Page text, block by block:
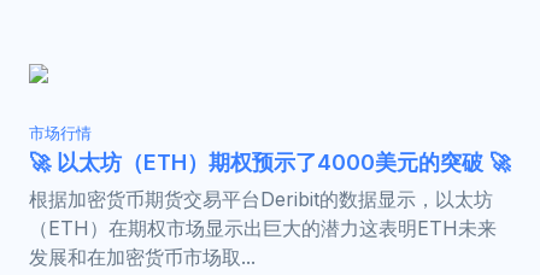
市场行情
🚀 以太坊（ETH）期权预示了4000美元的突破 🚀
根据加密货币期货交易平台Deribit的数据显示，以太坊
（ETH）在期权市场显示出巨大的潜力这表明ETH未来
发展和在加密货币市场取...